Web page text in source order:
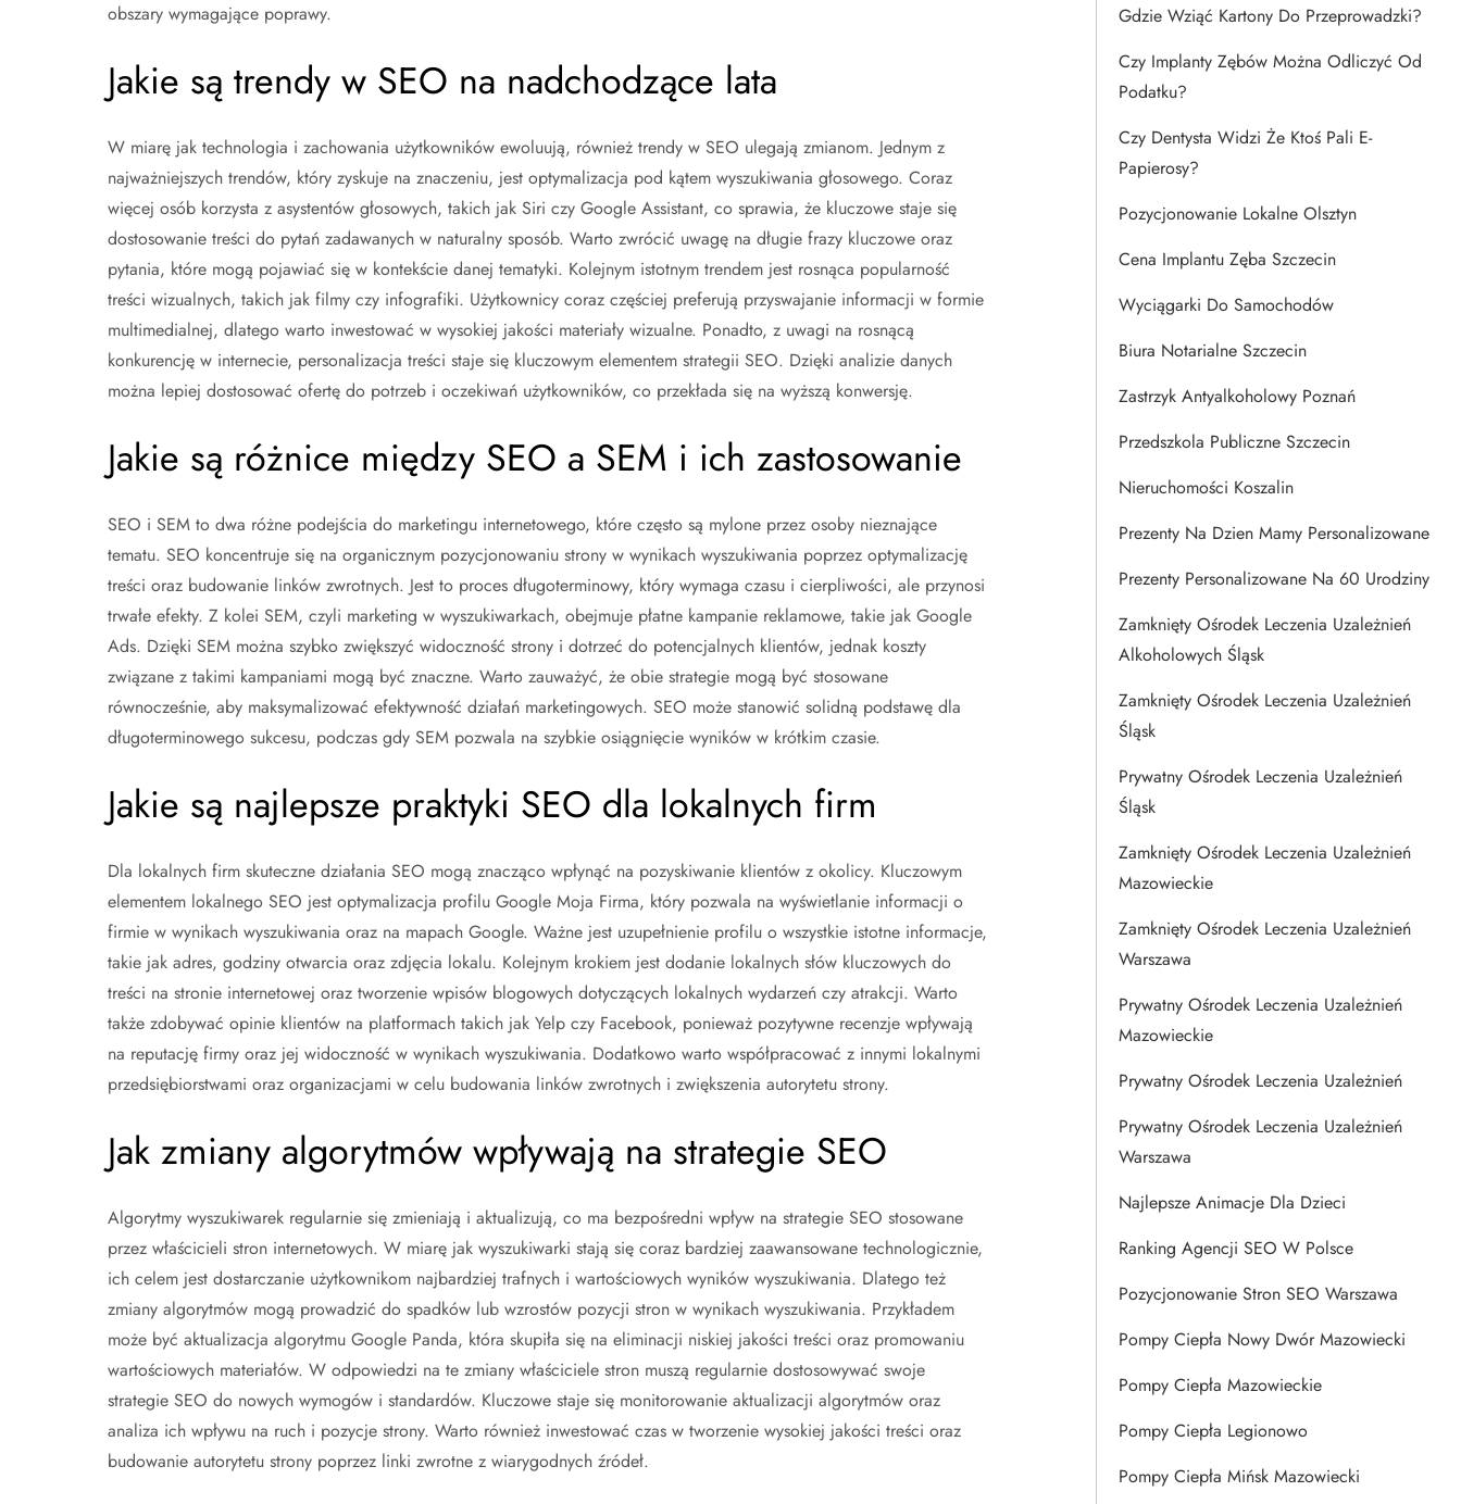
obszary wymagające poprawy.
Jakie są trendy w SEO na nadchodzące lata
W miarę jak technologia i zachowania użytkowników ewoluują, również trendy w SEO ulegają zmianom. Jednym z
najważniejszych trendów, który zyskuje na znaczeniu, jest optymalizacja pod kątem wyszukiwania głosowego. Coraz
więcej osób korzysta z asystentów głosowych, takich jak Siri czy Google Assistant, co sprawia, że kluczowe staje się
dostosowanie treści do pytań zadawanych w naturalny sposób. Warto zwrócić uwagę na długie frazy kluczowe oraz
pytania, które mogą pojawiać się w kontekście danej tematyki. Kolejnym istotnym trendem jest rosnąca popularność
treści wizualnych, takich jak filmy czy infografiki. Użytkownicy coraz częściej preferują przyswajanie informacji w formie
multimedialnej, dlatego warto inwestować w wysokiej jakości materiały wizualne. Ponadto, z uwagi na rosnącą
konkurencję w internecie, personalizacja treści staje się kluczowym elementem strategii SEO. Dzięki analizie danych
można lepiej dostosować ofertę do potrzeb i oczekiwań użytkowników, co przekłada się na wyższą konwersję.
Jakie są różnice między SEO a SEM i ich zastosowanie
SEO i SEM to dwa różne podejścia do marketingu internetowego, które często są mylone przez osoby nieznające
tematu. SEO koncentruje się na organicznym pozycjonowaniu strony w wynikach wyszukiwania poprzez optymalizację
treści oraz budowanie linków zwrotnych. Jest to proces długoterminowy, który wymaga czasu i cierpliwości, ale przynosi
trwałe efekty. Z kolei SEM, czyli marketing w wyszukiwarkach, obejmuje płatne kampanie reklamowe, takie jak Google
Ads. Dzięki SEM można szybko zwiększyć widoczność strony i dotrzeć do potencjalnych klientów, jednak koszty
związane z takimi kampaniami mogą być znaczne. Warto zauważyć, że obie strategie mogą być stosowane
równocześnie, aby maksymalizować efektywność działań marketingowych. SEO może stanowić solidną podstawę dla
długoterminowego sukcesu, podczas gdy SEM pozwala na szybkie osiągnięcie wyników w krótkim czasie.
Jakie są najlepsze praktyki SEO dla lokalnych firm
Dla lokalnych firm skuteczne działania SEO mogą znacząco wpłynąć na pozyskiwanie klientów z okolicy. Kluczowym
elementem lokalnego SEO jest optymalizacja profilu Google Moja Firma, który pozwala na wyświetlanie informacji o
firmie w wynikach wyszukiwania oraz na mapach Google. Ważne jest uzupełnienie profilu o wszystkie istotne informacje,
takie jak adres, godziny otwarcia oraz zdjęcia lokalu. Kolejnym krokiem jest dodanie lokalnych słów kluczowych do
treści na stronie internetowej oraz tworzenie wpisów blogowych dotyczących lokalnych wydarzeń czy atrakcji. Warto
także zdobywać opinie klientów na platformach takich jak Yelp czy Facebook, ponieważ pozytywne recenzje wpływają
na reputację firmy oraz jej widoczność w wynikach wyszukiwania. Dodatkowo warto współpracować z innymi lokalnymi
przedsiębiorstwami oraz organizacjami w celu budowania linków zwrotnych i zwiększenia autorytetu strony.
Jak zmiany algorytmów wpływają na strategie SEO
Algorytmy wyszukiwarek regularnie się zmieniają i aktualizują, co ma bezpośredni wpływ na strategie SEO stosowane
przez właścicieli stron internetowych. W miarę jak wyszukiwarki stają się coraz bardziej zaawansowane technologicznie,
ich celem jest dostarczanie użytkownikom najbardziej trafnych i wartościowych wyników wyszukiwania. Dlatego też
zmiany algorytmów mogą prowadzić do spadków lub wzrostów pozycji stron w wynikach wyszukiwania. Przykładem
może być aktualizacja algorytmu Google Panda, która skupiła się na eliminacji niskiej jakości treści oraz promowaniu
wartościowych materiałów. W odpowiedzi na te zmiany właściciele stron muszą regularnie dostosowywać swoje
strategie SEO do nowych wymogów i standardów. Kluczowe staje się monitorowanie aktualizacji algorytmów oraz
analiza ich wpływu na ruch i pozycje strony. Warto również inwestować czas w tworzenie wysokiej jakości treści oraz
budowanie autorytetu strony poprzez linki zwrotne z wiarygodnych źródeł.
Gdzie Wziąć Kartony Do Przeprowadzki?
Czy Implanty Zębów Można Odliczyć Od
Podatku?
Czy Dentysta Widzi Że Ktoś Pali E-
Papierosy?
Pozycjonowanie Lokalne Olsztyn
Cena Implantu Zęba Szczecin
Wyciągarki Do Samochodów
Biura Notarialne Szczecin
Zastrzyk Antyalkoholowy Poznań
Przedszkola Publiczne Szczecin
Nieruchomości Koszalin
Prezenty Na Dzien Mamy Personalizowane
Prezenty Personalizowane Na 60 Urodziny
Zamknięty Ośrodek Leczenia Uzależnień
Alkoholowych Śląsk
Zamknięty Ośrodek Leczenia Uzależnień
Śląsk
Prywatny Ośrodek Leczenia Uzależnień
Śląsk
Zamknięty Ośrodek Leczenia Uzależnień
Mazowieckie
Zamknięty Ośrodek Leczenia Uzależnień
Warszawa
Prywatny Ośrodek Leczenia Uzależnień
Mazowieckie
Prywatny Ośrodek Leczenia Uzależnień
Prywatny Ośrodek Leczenia Uzależnień
Warszawa
Najlepsze Animacje Dla Dzieci
Ranking Agencji SEO W Polsce
Pozycjonowanie Stron SEO Warszawa
Pompy Ciepła Nowy Dwór Mazowiecki
Pompy Ciepła Mazowieckie
Pompy Ciepła Legionowo
Pompy Ciepła Mińsk Mazowiecki